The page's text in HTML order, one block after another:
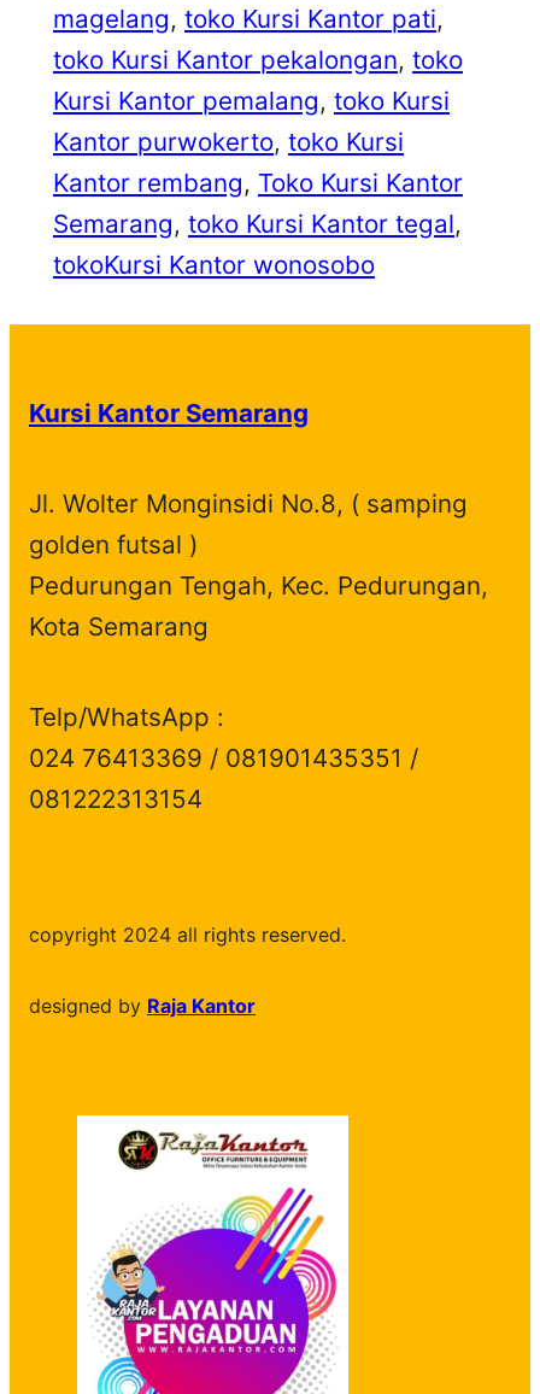
magelang, toko Kursi Kantor pati
toko Kursi Kantor pekalongan, toko
Kursi Kantor pemalang, toko Kursi
Kantor purwokerto, toko Kursi
Kantor rembang, Toko Kursi Kantor
Semarang, toko Kursi Kantor tegal
tokoKursi Kantor wonosobo
Kursi Kantor Semarang
Jl. Wolter Monginsidi No.8, ( samping
golden futsal )
Pedurungan Tengah, Kec. Pedurungan,
Kota Semarang
Telp/WhatsApp :
024 76413369 / 081901435351 /
081222313154
copyright 2024 all rights reserved.
designed by Raja Kantor